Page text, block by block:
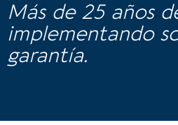
Más de 25 años
implementando
garantía.